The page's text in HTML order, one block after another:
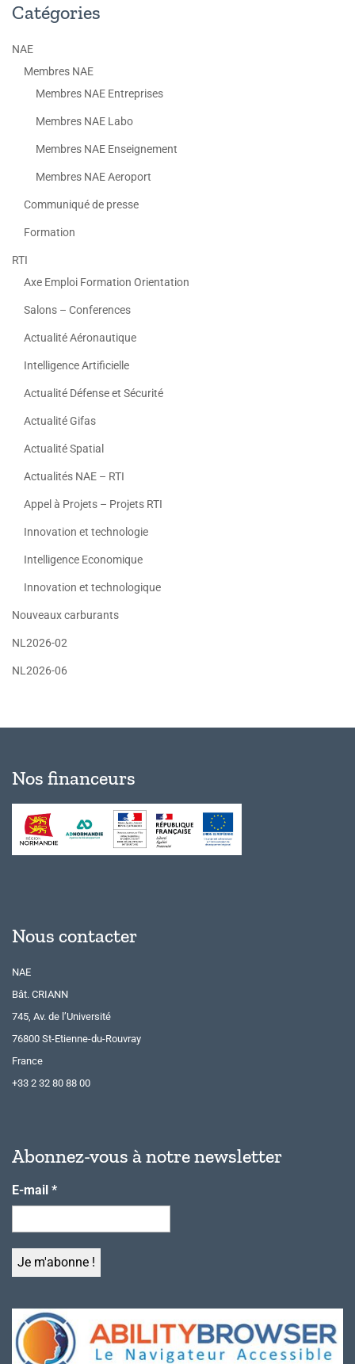
Catégories
NAE
Membres NAE
Membres NAE Entreprises
Membres NAE Labo
Membres NAE Enseignement
Membres NAE Aeroport
Communiqué de presse
Formation
RTI
Axe Emploi Formation Orientation
Salons – Conferences
Actualité Aéronautique
Intelligence Artificielle
Actualité Défense et Sécurité
Actualité Gifas
Actualité Spatial
Actualités NAE – RTI
Appel à Projets – Projets RTI
Innovation et technologie
Intelligence Economique
Innovation et technologique
Nouveaux carburants
NL2026-02
NL2026-06
Nos financeurs
Nous contacter
NAE
Bât. CRIANN
745, Av. de l’Université
76800 St-Etienne-du-Rouvray
France
+33 2 32 80 88 00
Abonnez-vous à notre newsletter
E-mail *